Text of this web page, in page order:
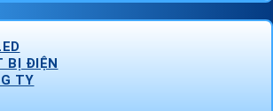
BỊ ĐIỆN
TY